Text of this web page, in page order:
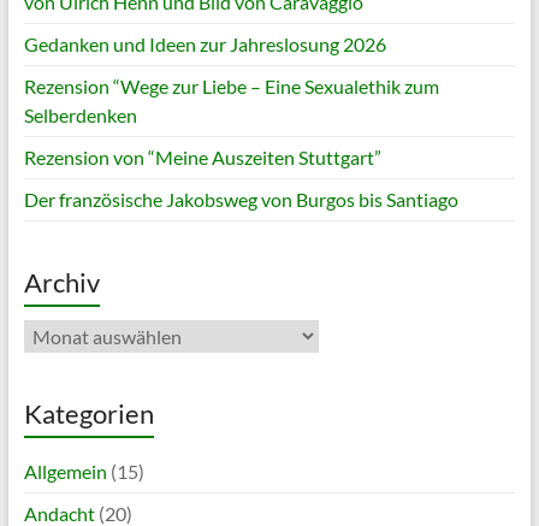
Gedanken und Ideen zur Jahreslosung 2026
Rezension “Wege zur Liebe – Eine Sexualethik zum
Selberdenken
Rezension von “Meine Auszeiten Stuttgart”
Der französische Jakobsweg von Burgos bis Santiago
Archiv
Archiv
Kategorien
Allgemein (15)
Andacht(20)